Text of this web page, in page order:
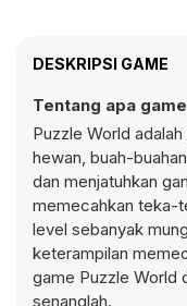
DESKRIPSI GAME
Tentang apa
Puzzle World
hewan, buah-
dan menjatuhkan
memecahkan teka-
level sebanyak
keterampilan
game Puzzle World
senanglah.